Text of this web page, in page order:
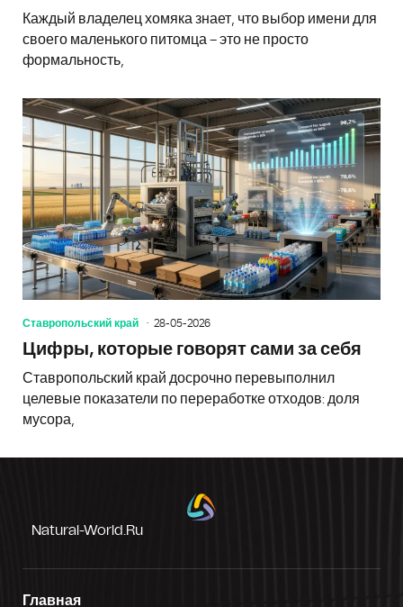
Каждый владелец хомяка знает, что выбор имени для
своего маленького питомца – это не просто
формальность,
Ставропольский край 28-05-2026
Цифры, которые говорят сами за себя
Ставропольский край досрочно перевыполнил
целевые показатели по переработке отходов: доля
мусора,
Natural-World.ru
Главная